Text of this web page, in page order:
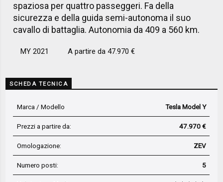
spaziosa per quattro passeggeri. Fa della
sicurezza e della guida semi-autonoma il suo
cavallo di battaglia. Autonomia da 409 a 560 km.
MY 2021 A partire da 47.970 €
SCHEDA TECNICA
Marca / Modello Tesla Model Y
Prezzi a partire da: 47.970 €
Omologazione: ZEV
Numero posti: 5